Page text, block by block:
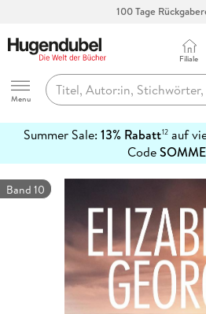
100 Tage
Hugendubel
Menu
Filiale
Summer Sale: 13% Rabatt12auf
Code
erfahren
Band 10